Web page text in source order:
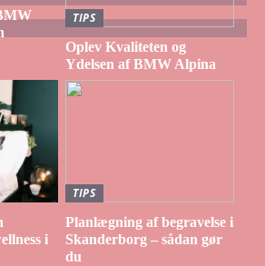
TIPS
Oplev Kvaliteten og
Ydelsen af BMW Alpina
i
TIPS
Planlægning af begravelse i
Skanderborg – sådan gør
du